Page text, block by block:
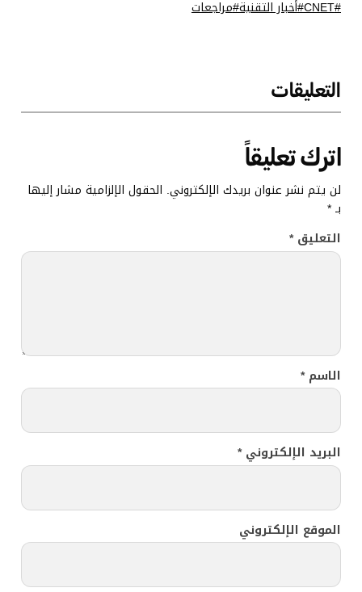
CNET أخبار التقنية مراجعات
التعليقات
اترك تعليقاً
لن يتم نشر عنوان بريدك الإلكتروني. الحقول الإلزامية مشار إليها
بـ*
التعليق*
الاسم*
البريد الإلكتروني*
الموقع الإلكتروني